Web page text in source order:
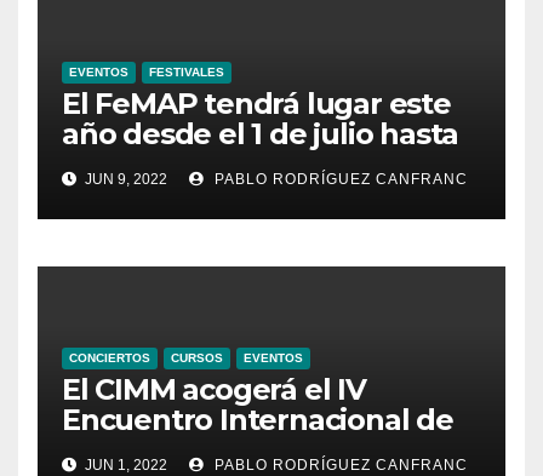
EVENTOS FESTIVALES
El FeMAP tendrá lugar este
año desde el 1 de julio hasta
el 21 de agosto, ampliando la
oferta de conciertos y el
territorio de acción
JUN 9, 2022 PABLO RODRÍGUEZ CANFRANC
CONCIERTOS CURSOS EVENTOS
El CIMM acogerá el IV
Encuentro Internacional de
Ministriles
JUN 1, 2022 PABLO RODRÍGUEZ CANFRANC